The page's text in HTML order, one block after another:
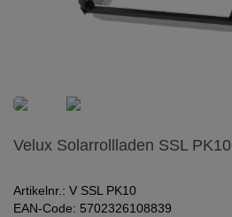
Velux Solarrollladen SSL PK10
Artikelnr.: V SSL PK10
EAN-Code: 5702326108839